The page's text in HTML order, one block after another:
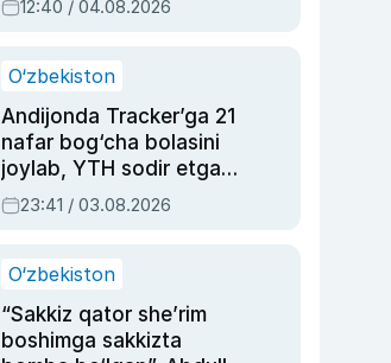
olmay qolishidan xavotir
12:40 / 04.08.2026
O‘zbekiston
Andijonda Tracker’ga 21
nafar bog‘cha bolasini
joylab, YTH sodir etgan
ayolga sud hukmi o‘qildi
23:41 / 03.08.2026
O‘zbekiston
“Sakkiz qator she’rim
boshimga sakkizta